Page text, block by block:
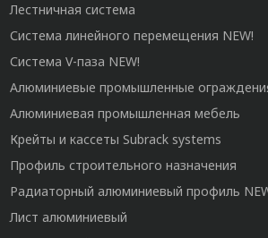
Лестничная система
Система линейного перемещения NEW!
Система V-паза NEW!
Алюминиевые промышленные
Алюминиевая промышленная мебель
Крейты и кассеты Subrack systems
Профиль строительного назначения
Радиаторный алюминиевый профиль
Лист алюминиевый